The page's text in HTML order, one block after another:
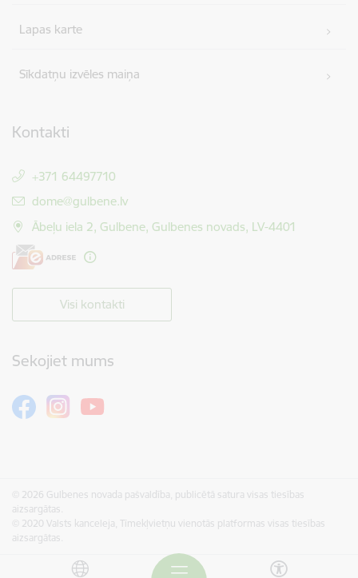
Lapas karte
Sīkdatņu izvēles maiņa
Kontakti
+371 64497710
E-pasts:
dome@gulbene.lv
Ābeļu iela 2, Gulbene, Gulbenes novads, LV-4401
Visi kontakti
Sekojiet mums
© 2026 Gulbenes novada pašvaldība, publicētā satura visas tiesības
aizsargātas.
© 2020 Valsts kanceleja, Tīmekļvietņu vienotās platformas visas tiesības
aizsargātas.